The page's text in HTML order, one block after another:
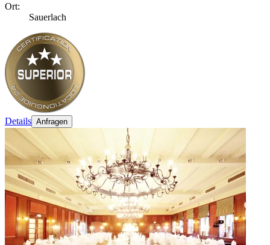
Ort:
Sauerlach
Details Anfragen